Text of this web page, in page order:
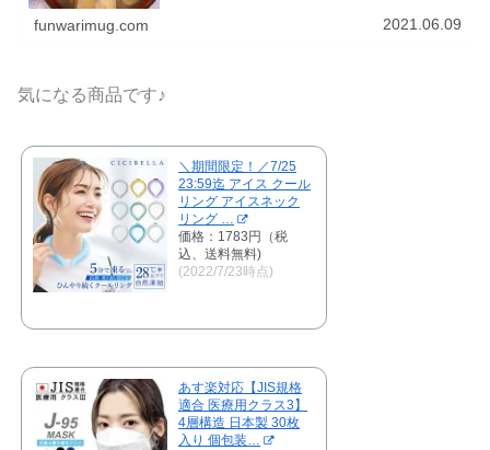
funwarimug.com 2021.06.09
気になる商品です♪
＼期間限定！／7/25
23:59迄 アイス クール
リング アイスネック
リング …
価格：1783円（税
込、送料無料)
(2022/7/23時点)
あす楽対応【JIS規格
適合 医療用クラス3】
4層構造 日本製 30枚
入り 個包装…